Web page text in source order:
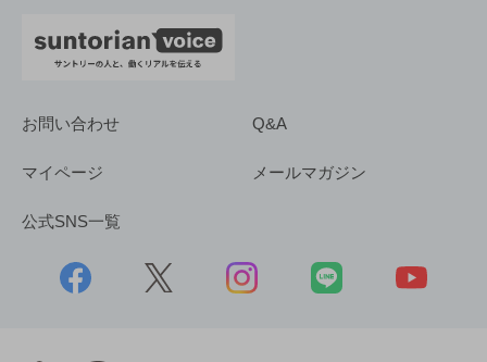
お問い合わせ Q&A
マイページ メールマガジン
公式SNS一覧